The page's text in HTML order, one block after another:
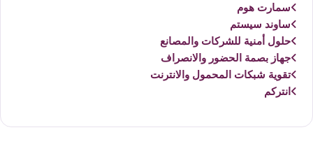
سمارت هوم
ساوند سيستم
حلول أمنية للشركات والمصانع
جهاز بصمة الحضور والانصراف
تقوية شبكات المحمول والانترنت
انتركم